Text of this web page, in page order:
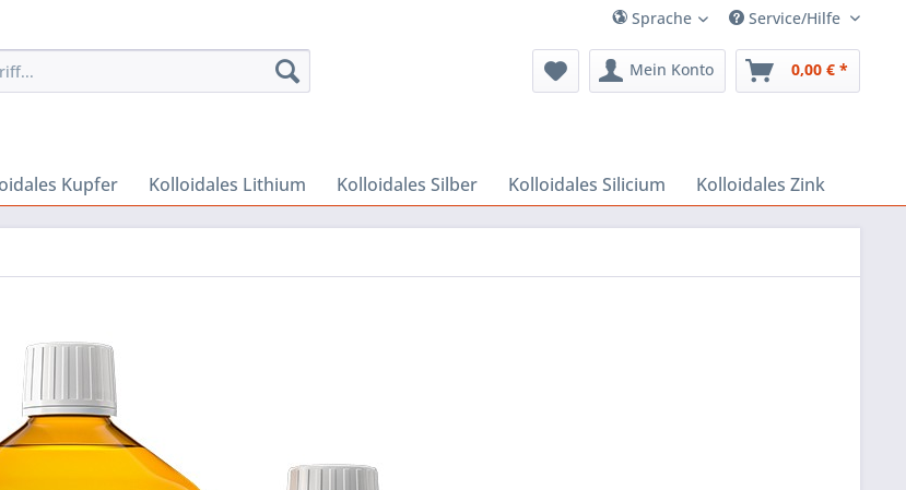
Sprache Service/Hilfe
Mein Konto 0,00 € *
Kupfer Kolloidales Lithium Kolloidales Silber Kolloidales Silicium Kolloidales Zink